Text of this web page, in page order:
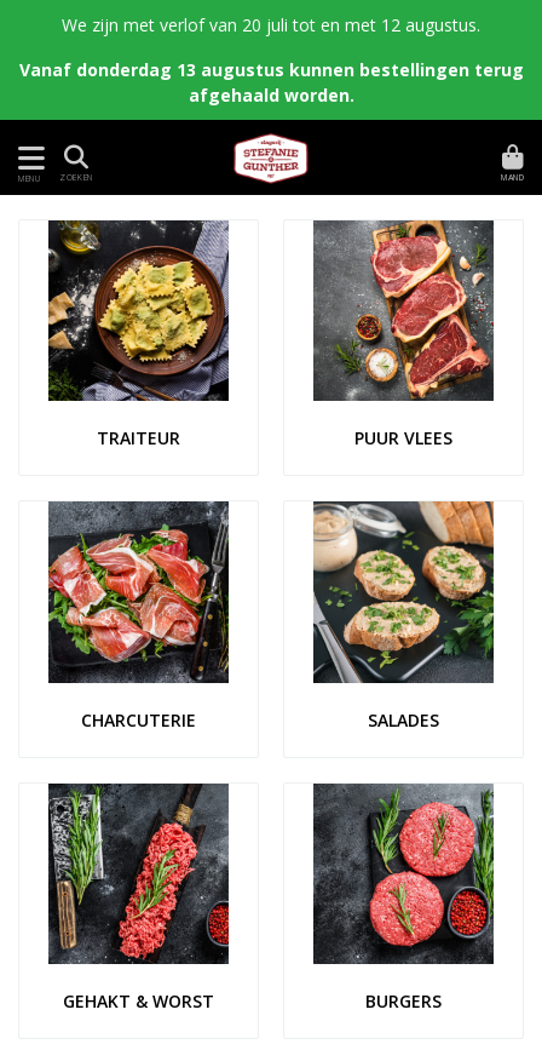
We zijn met verlof van 20 juli tot en met 12 augustus.
Vanaf donderdag 13 augustus kunnen bestellingen terug
afgehaald worden.
MENU ZOEKEN MAND
TRAITEUR PUUR VLEES
CHARCUTERIE SALADES
GEHAKT & WORST BURGERS